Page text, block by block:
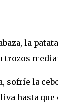
la
trozos
sofríe la
hasta que